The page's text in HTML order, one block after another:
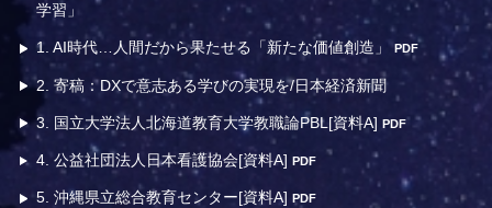
学習」
1. AI時代…人間だから果たせる「新たな価値創造」PDF
2. 寄稿：DXで意志ある学びの実現を/日本経済新聞
3. 国立大学法人北海道教育大学教職論PBL[資料A]PDF
4. 公益社団法人日本看護協会[資料A]PDF
5. 沖縄県立総合教育センター[資料A]PDF